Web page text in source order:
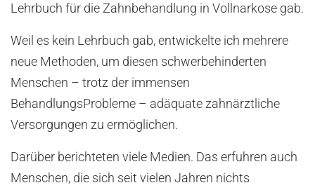
Lehrbuch für die Zahnbehandlung in Vollnarkose gab.
Weil es kein Lehrbuch gab, entwickelte ich mehrere
neue Methoden, um diesen schwerbehinderten
Menschen – trotz der immensen
BehandlungsProbleme – adäquate zahnärztliche
Versorgungen zu ermöglichen.
Darüber berichteten viele Medien. Das erfuhren auch
Menschen, die sich seit vielen Jahren nichts